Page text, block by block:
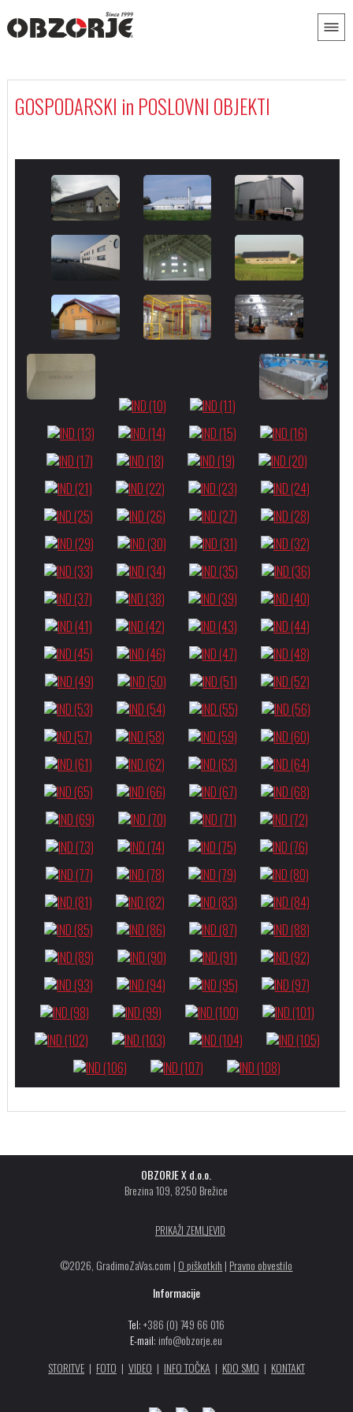
GOSPODARSKI in POSLOVNI OBJEKTI
OBZORJE X d.o.o.
Brezina 109, 8250 Brežice
PRIKAŽI ZEMLJEVID
©2026, GradimoZaVas.com | O piškotkih | Pravno obvestilo
Informacije
Tel:+386 (0) 749 66 016
E-mail: info@obzorje.eu
STORITVE| FOTO | VIDEO | INFO TOČKA | KDO SMO | KONTAKT